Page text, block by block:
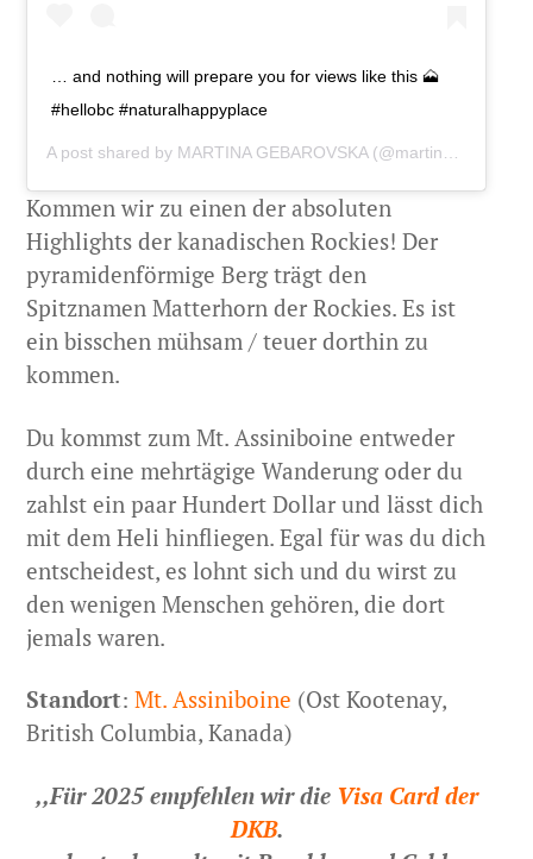
… and nothing will prepare you for views like this 🗻
#hellobc #naturalhappyplace
A post shared by MARTINA GEBAROVSKA(@martinagebarovska) on
Kommen wir zu einen der absoluten
Highlights der kanadischen Rockies! Der
pyramidenförmige Berg trägt den
Spitznamen Matterhorn der Rockies. Es ist
ein bisschen mühsam / teuer dorthin zu
kommen.
Du kommst zum Mt. Assiniboine entweder
durch eine mehrtägige Wanderung oder du
zahlst ein paar Hundert Dollar und lässt dich
mit dem Heli hinfliegen. Egal für was du dich
entscheidest, es lohnt sich und du wirst zu
den wenigen Menschen gehören, die dort
jemals waren.
Standort:Mt. Assiniboine (Ost Kootenay,
British Columbia, Kanada)
,,Für 2025 empfehlen wir die Visa Card der
DKB.